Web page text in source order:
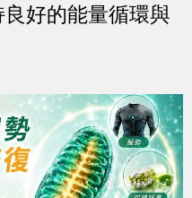
好的能量循環與